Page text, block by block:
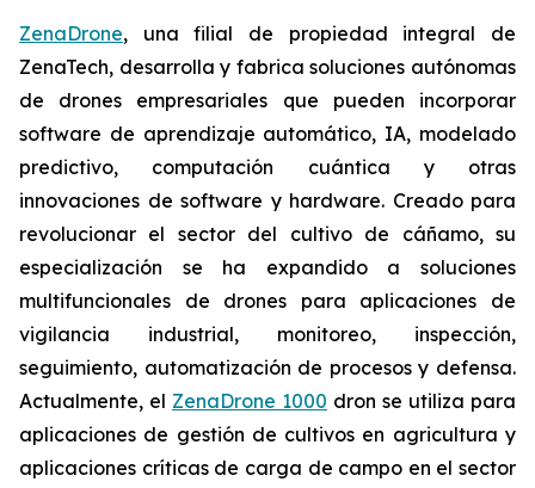
ZenaDrone, una filial de propiedad integral de
ZenaTech, desarrolla y fabrica soluciones autónomas
de drones empresariales que pueden incorporar
software de aprendizaje automático, IA, modelado
predictivo, computación cuántica y otras
innovaciones de software y hardware. Creado para
revolucionar el sector del cultivo de cáñamo, su
especialización se ha expandido a soluciones
multifuncionales de drones para aplicaciones de
vigilancia industrial, monitoreo, inspección,
seguimiento, automatización de procesos y defensa.
Actualmente, el ZenaDrone 1000 dron se utiliza para
aplicaciones de gestión de cultivos en agricultura y
aplicaciones críticas de carga de campo en el sector